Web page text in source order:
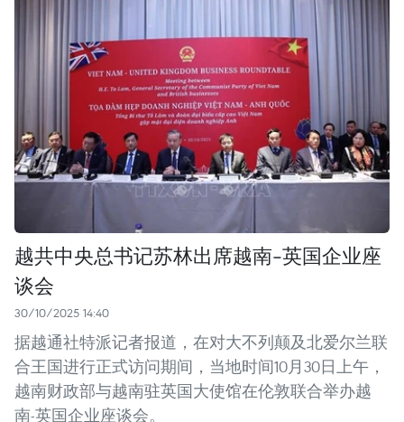
越共中央总书记苏林出席越南-英国企业座
谈会
30/10/2025 14:40
据越通社特派记者报道，在对大不列颠及北爱尔兰联
合王国进行正式访问期间，当地时间10月30日上午，
越南财政部与越南驻英国大使馆在伦敦联合举办越
南-英国企业座谈会。